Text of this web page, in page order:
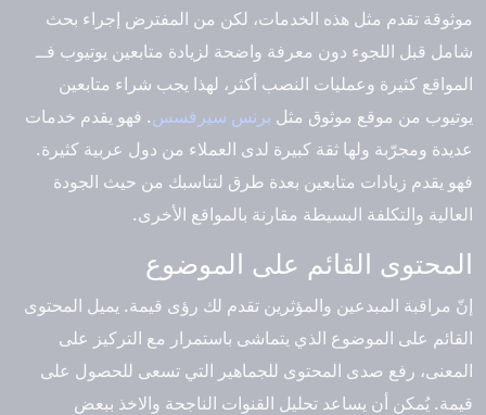
موثوقة تقدم مثل هذه الخدمات، لكن من المفترض إجراء بحث
شامل قبل اللجوء دون معرفة واضحة لزيادة متابعين يوتيوب فــ
المواقع كثيرة وعمليات النصب أكثر، لهذا يجب شراء متابعين
يوتيوب من موقع موثوق مثل برنس سيرفسس. فهو يقدم خدمات
عديدة ومجرّبة ولها ثقة كبيرة لدى العملاء من دول عربية كثيرة.
فهو يقدم زيادات متابعين بعدة طرق لتناسبك من حيث الجودة
العالية والتكلفة البسيطة مقارنة بالمواقع الأخرى.
المحتوى القائم على الموضوع
إنّ مراقبة المبدعين والمؤثرين تقدم لك رؤى قيمة. يميل المحتوى
القائم على الموضوع الذي يتماشى باستمرار مع التركيز على
المعنى، رفع صدى المحتوى للجماهير التي تسعى للحصول على
قيمة. يُمكن أن يساعد تحليل القنوات الناجحة والاخذ ببعض